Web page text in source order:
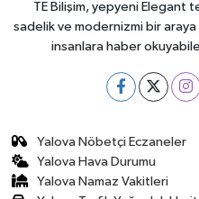
TE Bilişim, yepyeni Elegant
sadelik ve modernizmi bir
insanlara haber
Yalova Nöbetçi Eczaneler
Yalova Hava Durumu
Yalova Namaz Vakitleri